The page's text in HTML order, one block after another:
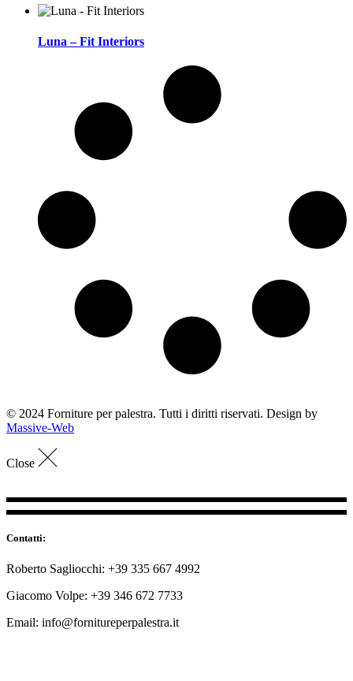
Luna – Fit Interiors
© 2024 Forniture per palestra. Tutti i diritti riservati. Design by
Massive-Web
Close
Contatti:
Roberto Sagliocchi: +39 335 667 4992
Giacomo Volpe: +39 346 672 7733
Email: info@fornitureperpalestra.it